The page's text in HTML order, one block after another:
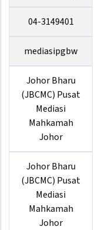
04-3149401
mediasipgbw
Johor Bharu
(JBCMC) Pusat
Mediasi
Mahkamah
Johor
Johor Bharu
(JBCMC) Pusat
Mediasi
Mahkamah
Johor